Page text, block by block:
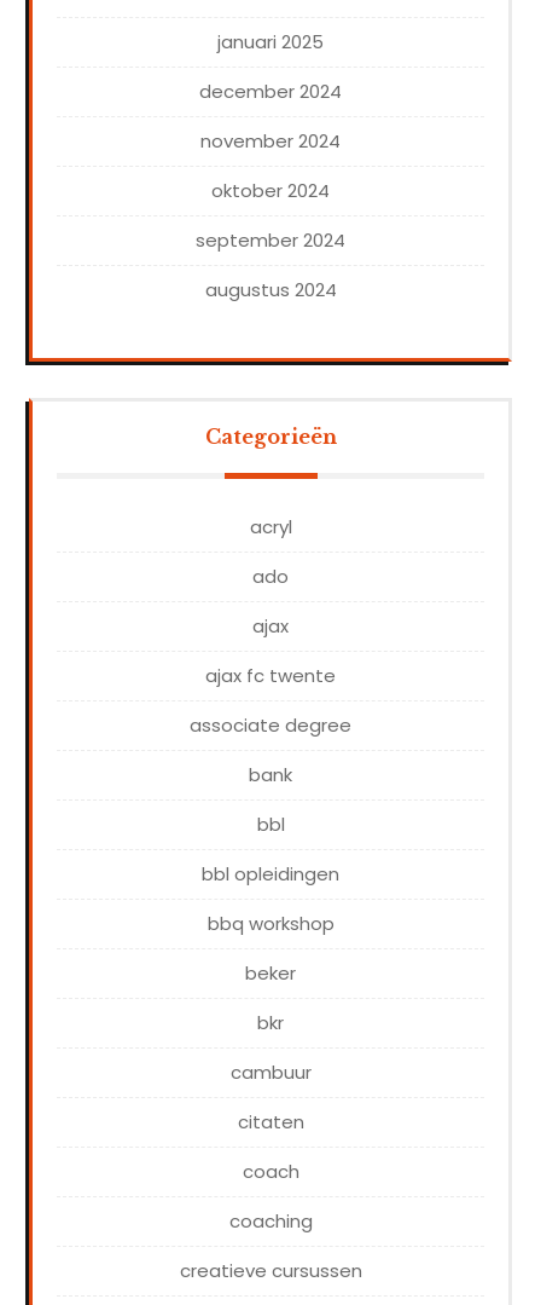
januari 2025
december 2024
november 2024
oktober 2024
september 2024
augustus 2024
Categorieën
acryl
ado
ajax
ajax fc twente
associate degree
bank
bbl
bbl opleidingen
bbq workshop
beker
bkr
cambuur
citaten
coach
coaching
creatieve cursussen